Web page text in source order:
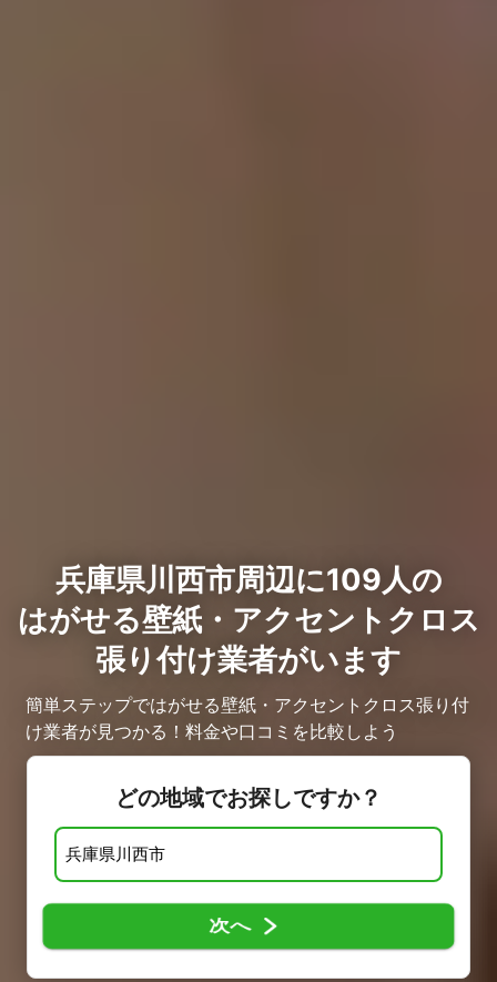
兵庫県川西市周辺に109人の
はがせる壁紙・アクセントクロス
張り付け業者がいます
簡単ステップではがせる壁紙・アクセントクロス張り付
け業者が見つかる！料金や口コミを比較しよう
どの地域でお探しですか？
次へ